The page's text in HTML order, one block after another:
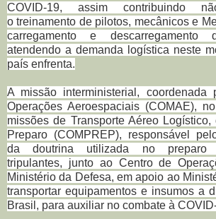
COVID-19, assim contribuindo
otreinamento de pilotos, mecânicos e
carregamento e
atendendo a demanda logística neste
país enfrenta.
A missão interministerial, coordenada
Operações Aeroespaciais (COMAE),
missões de Transporte Aéreo
Preparo (COMPREP), responsável
da doutrina utilizada no preparo
tripulantes, junto ao Centro de
Ministério da Defesa, em apoio ao
transportar equipamentos e insumos a
Brasil, para auxiliar no combate à